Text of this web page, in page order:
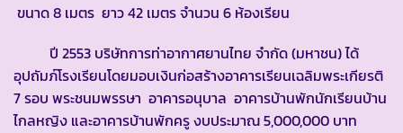
ขนาด 8 เมตร ยาว 42 เมตร จำนวน 6 ห้องเรียน
ปี 2553 บริษัทการท่าอากาศยานไทย จำกัด (มหาชน) ได้
อุปถัมภ์โรงเรียนโดยมอบเงินก่อสร้างอาคารเรียนเฉลิมพระเกียรติ
7 รอบ พระชนมพรรษา อาคารอนุบาล อาคารบ้านพักนักเรียนบ้าน
ไกลหญิง และอาคารบ้านพักครู งบประมาณ 5,000,000 บาท